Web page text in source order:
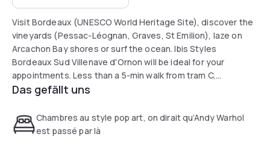
Visit Bordeaux (UNESCO World Heritage Site), discover the
vineyards (Pessac-Léognan, Graves, St Emilion), laze on
Arcachon Bay shores or surf the ocean. Ibis Styles
Bordeaux Sud Villenave d'Ornon will be ideal for your
appointments. Less than a 5-min walk from tram C,
connecting St Jean Station, city center, business park and
less than 15 min away.
Das gefällt uns
Chambres au style pop art, on dirait qu’Andy Warhol
est passé par là